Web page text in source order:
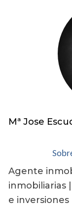
clima,
familia y
Opciones para
Comprar
comprar
una
En
explorar
Mª Jose
Agente
inmobiliarias
e